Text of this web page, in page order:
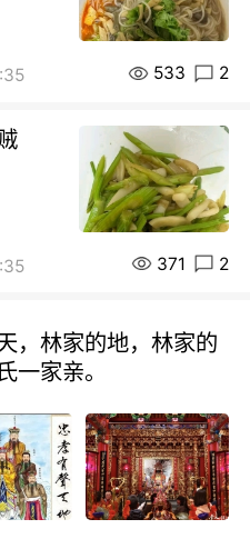
533 2
371 2
，林家的地，林家的
一家亲。